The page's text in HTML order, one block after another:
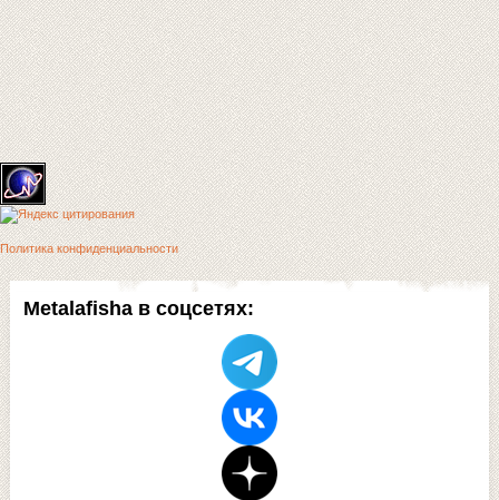
Metalafisha в соцсетях:
Политика конфиденциальности